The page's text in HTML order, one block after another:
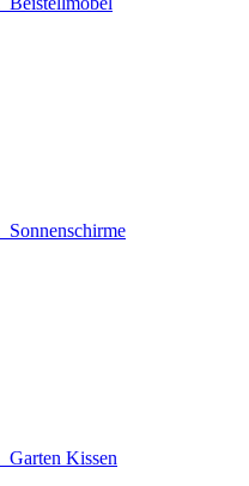
Sonnenschirme
Garten Kissen